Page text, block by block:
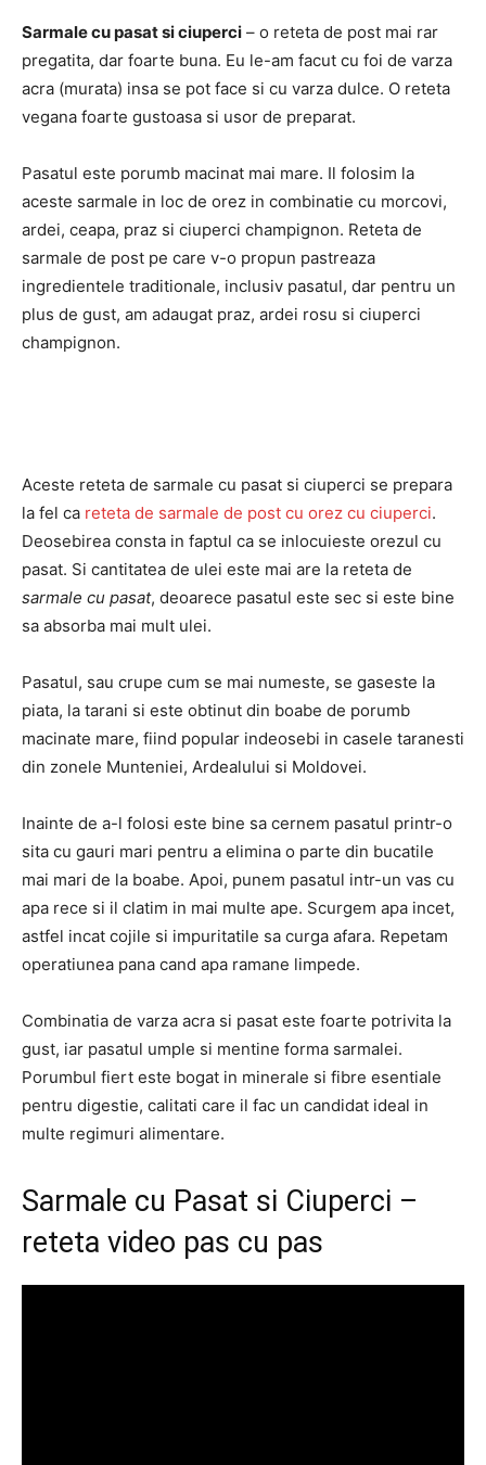
Sarmale cu pasat si ciuperci – o reteta de post mai rar
pregatita, dar foarte buna. Eu le-am facut cu foi de varza
acra (murata) insa se pot face si cu varza dulce. O reteta
vegana foarte gustoasa si usor de preparat.
Pasatul este porumb macinat mai mare. Il folosim la
aceste sarmale in loc de orez in combinatie cu morcovi,
ardei, ceapa, praz si ciuperci champignon. Reteta de
sarmale de post pe care v-o propun pastreaza
ingredientele traditionale, inclusiv pasatul, dar pentru un
plus de gust, am adaugat praz, ardei rosu si ciuperci
champignon.
Aceste reteta de sarmale cu pasat si ciuperci se prepara
la fel ca reteta de sarmale de post cu orez cu ciuperci.
Deosebirea consta in faptul ca se inlocuieste orezul cu
pasat. Si cantitatea de ulei este mai are la reteta de
sarmale cu pasat, deoarece pasatul este sec si este bine
sa absorba mai mult ulei.
Pasatul, sau crupe cum se mai numeste, se gaseste la
piata, la tarani si este obtinut din boabe de porumb
macinate mare, fiind popular indeosebi in casele taranesti
din zonele Munteniei, Ardealului si Moldovei.
Inainte de a-l folosi este bine sa cernem pasatul printr-o
sita cu gauri mari pentru a elimina o parte din bucatile
mai mari de la boabe. Apoi, punem pasatul intr-un vas cu
apa rece si il clatim in mai multe ape. Scurgem apa incet,
astfel incat cojile si impuritatile sa curga afara. Repetam
operatiunea pana cand apa ramane limpede.
Combinatia de varza acra si pasat este foarte potrivita la
gust, iar pasatul umple si mentine forma sarmalei.
Porumbul fiert este bogat in minerale si fibre esentiale
pentru digestie, calitati care il fac un candidat ideal in
multe regimuri alimentare.
Sarmale cu Pasat si Ciuperci –
reteta video pas cu pas